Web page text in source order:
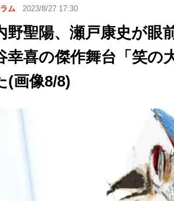
ム 2023/8/27 17:30
野聖陽、瀬戸康史が眼
幸喜の傑作舞台「笑の
(画像8/8)